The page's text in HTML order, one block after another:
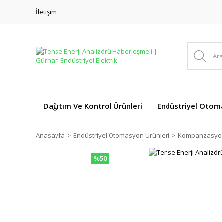
İletişim
Dağıtım Ve Kontrol Ürünleri Endüstriyel
Anasayfa Endüstriyel Otomasyon Ürünleri
%50